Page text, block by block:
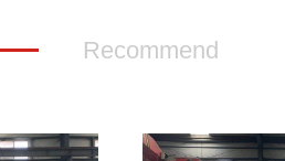
Recommend